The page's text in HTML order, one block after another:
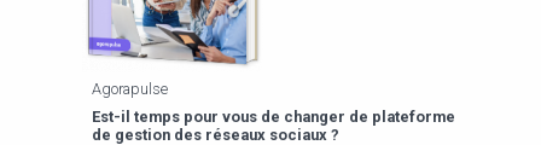
Agorapulse
Est-il temps pour vous de changer de plateforme
de gestion des réseaux sociaux ?